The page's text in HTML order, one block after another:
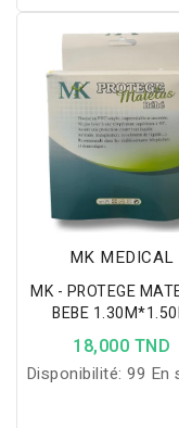
à la vapeur,
aux normes
pharmaceutiques,
pour un usage
hospitalier.
MK MEDICAL
MK - PROTEGE
BEBE
18,000 TND
Disponibilité: 99 En